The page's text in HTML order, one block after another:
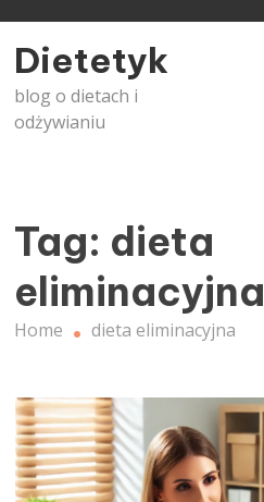
content
Dietetyk
blog o dietach i
odżywianiu
Tag: dieta
eliminacyjna
Home dieta eliminacyjna